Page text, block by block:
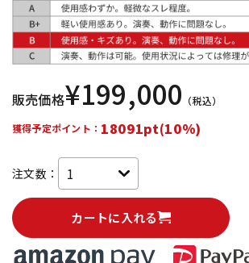
販売価格¥199,000 （税込）
獲得予定ポイント： 18091pt(10%)
注文数：
カートに入れる